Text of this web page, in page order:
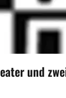
und